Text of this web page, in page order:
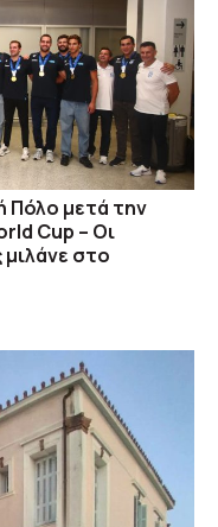
Πόλο μετά την
Cup – Οι
στο